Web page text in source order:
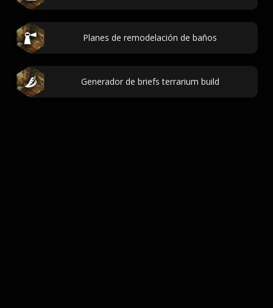
Planes de remodelación de baños
Generador de briefs terrarium build